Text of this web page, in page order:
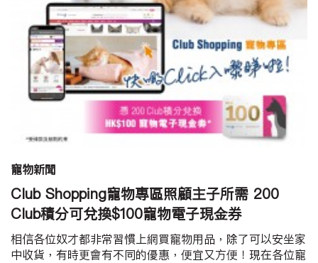
寵物新聞
Club Shopping寵物專區照顧主子所需 200
Club積分可兌換$100寵物電子現金券
相信各位奴才都非常習慣上網買寵物用品，除了可以安坐家
中收貨，有時更會有不同的優惠，便宜又方便！現在各位寵